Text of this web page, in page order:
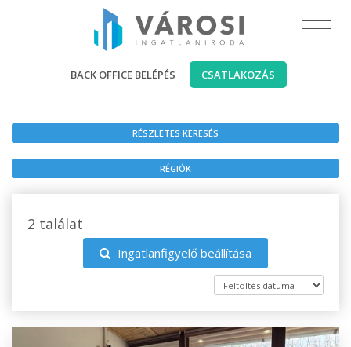
BACK OFFICE BELÉPÉS CSATLAKOZÁS
RÉSZLETES KERESÉS
RÉGIÓK
2 találat
Ingatlanfigyelő beállítása